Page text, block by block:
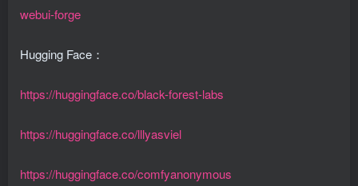
webui-forge
Hugging Face：
https://huggingface.co/black-forest-labs
https://huggingface.co/lllyasviel
https://huggingface.co/comfyanonymous